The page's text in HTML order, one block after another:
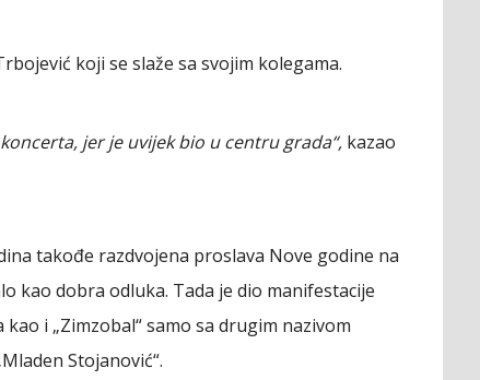
koji se slaže sa svojim kolegama.
jer je uvijek bio u centru grada“, kazao
takođe razdvojena proslava Nove godine na
kao dobra odluka. Tada je dio manifestacije
i „Zimzobal“ samo sa drugim nazivom
Stojanović“.